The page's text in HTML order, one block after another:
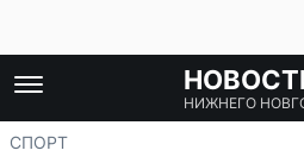
НИЖНЕГО
СПОРТ